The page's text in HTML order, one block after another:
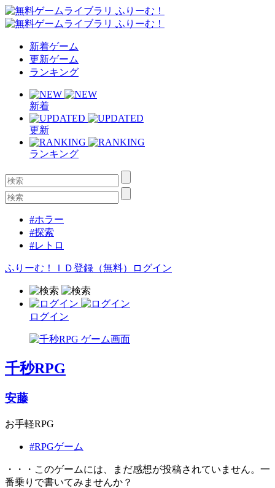
新着ゲーム
更新ゲーム
ランキング
新着
更新
ランキング
#ホラー
#探索
#レトロ
ふりーむ！ＩＤ登録（無料） ログイン
ログイン
千秒RPG
安藤
お手軽RPG
#RPGゲーム
・・・このゲームには、まだ感想が投稿されていません。一
番乗りで書いてみませんか？